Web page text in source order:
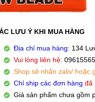
LƯU Ý KHI MUA HÀNG
Địa chỉ mua hàng: 134
Vui lòng liên hệ:
Shop sẽ nhắn zalo/ hoặc
Chỉ ship các đơn hàng đã
Giá sản phẩm chưa gồm